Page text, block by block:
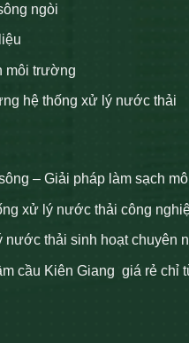
ngòi
môi trường
hệ thống xử lý nước thải
– Giải pháp làm sạch
xử lý nước thải công
nước thải sinh hoạt chuyên
cầu Kiên Giang giá rẻ chỉ